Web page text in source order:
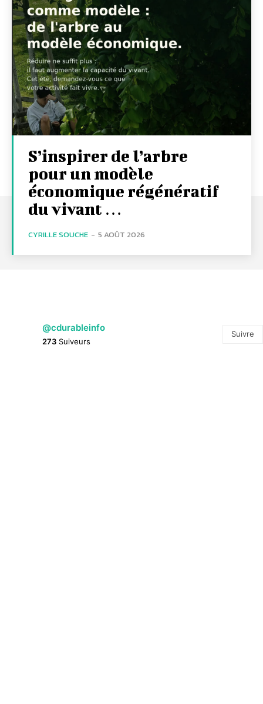
S’inspirer de l’arbre
pour un modèle
économique régénératif
du vivant …
CYRILLE SOUCHE - 5 AOÛT 2026
@cdurableinfo
273 Suiveurs
Suivre